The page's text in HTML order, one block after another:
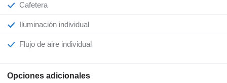
Cafetera
Iluminación individual
Flujo de aire individual
Opciones adicionales